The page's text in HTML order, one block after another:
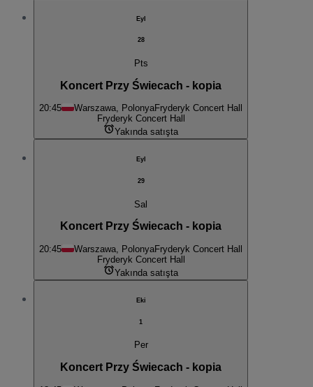
Eyl
28
Pts
Koncert Przy Świecach - kopia
20:45 Warszawa, PolonyaFryderyk Concert Hall
Fryderyk Concert Hall
Yakında satışta
Eyl
29
Sal
Koncert Przy Świecach - kopia
20:45 Warszawa, PolonyaFryderyk Concert Hall
Fryderyk Concert Hall
Yakında satışta
Eki
1
Per
Koncert Przy Świecach - kopia